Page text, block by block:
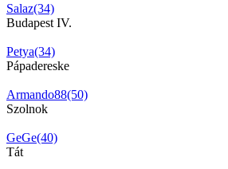
Salaz(34)
Budapest IV.
Petya(34)
Pápadereske
Armando88(50)
Szolnok
GeGe(40)
Tát